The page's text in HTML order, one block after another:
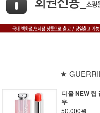
★
디올 NEW 립
우
50,000원